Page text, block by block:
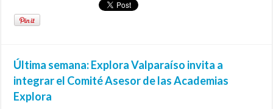
Última semana: Explora Valparaíso invita a
integrar el Comité Asesor de las Academias
Explora